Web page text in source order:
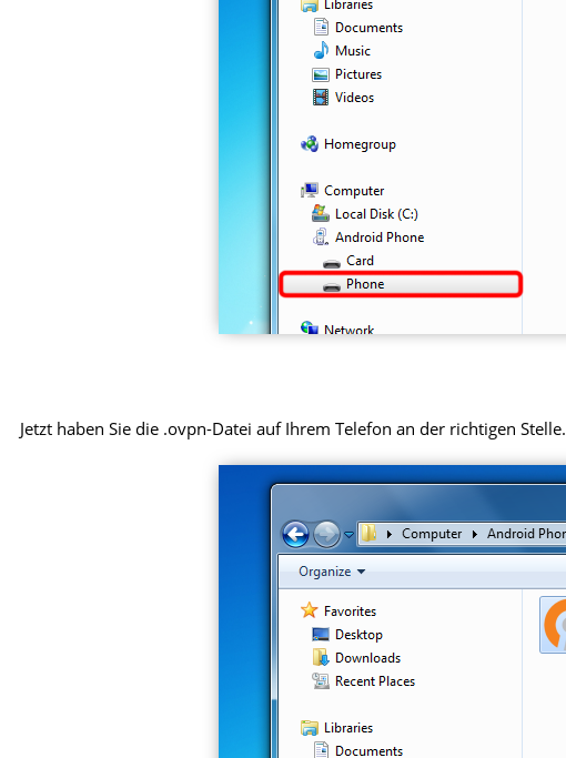
Jetzt haben Sie die .ovpn-Datei auf Ihrem Telefon an der richtigen Stelle.